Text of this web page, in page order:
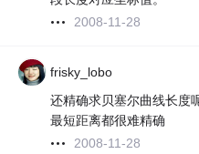
2008-11-28
frisky_lobo
还精确求贝塞尔曲线长度
最短距离都很难精确
2008-11-28